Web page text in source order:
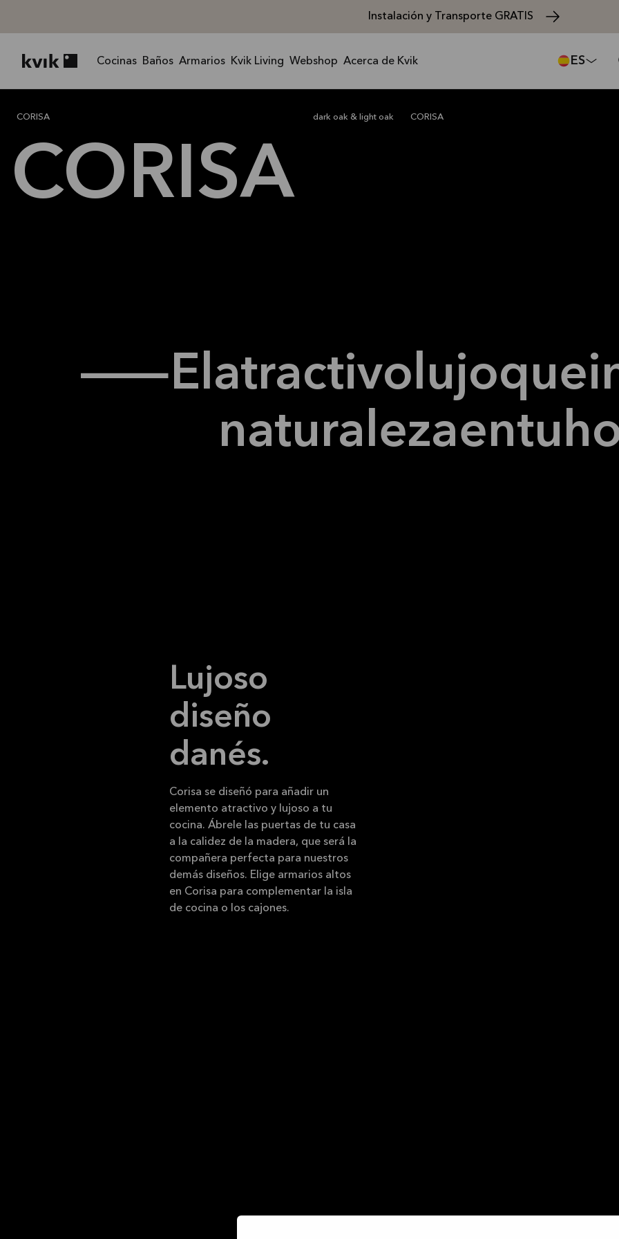
Instalación y Transporte GRATIS
Cocinas Baños Armarios Kvik Living Webshop Acerca de Kvik ES
CORISA dark oak & light oak
3.501 €
CORISA
CORISA
—Elatractivolujoque
naturalezaentu
Lujoso
diseño
danés.
Corisa se diseñó para añadir un
elemento atractivo y lujoso a tu
cocina. Ábrele las puertas de tu casa
a la calidez de la madera, que será la
compañera perfecta para nuestros
demás diseños. Elige armarios altos
en Corisa para complementar la isla
de cocina o los cajones.